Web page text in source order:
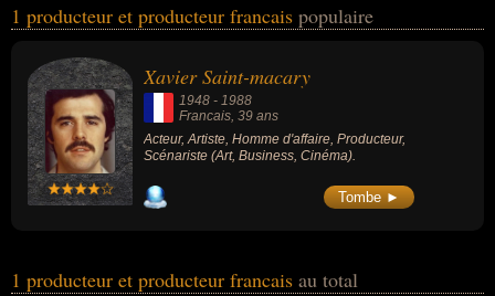
l'art, du business ou du cinéma. Ces célébrités peuvent également
1 producteur et producteur francais populaire
Xavier Saint-macary
1948 - 1988
Francais, 39 ans
Acteur, Artiste, Homme d'affaire, Producteur,
Scénariste (Art, Business, Cinéma).
Tombe ►
1 producteur et producteur francais au total